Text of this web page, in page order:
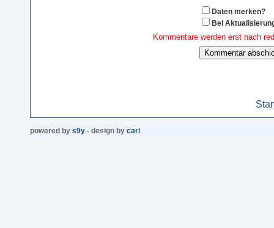
Daten merken?
Bei
Kommentare werden erst nach
powered by s9y - design by carl